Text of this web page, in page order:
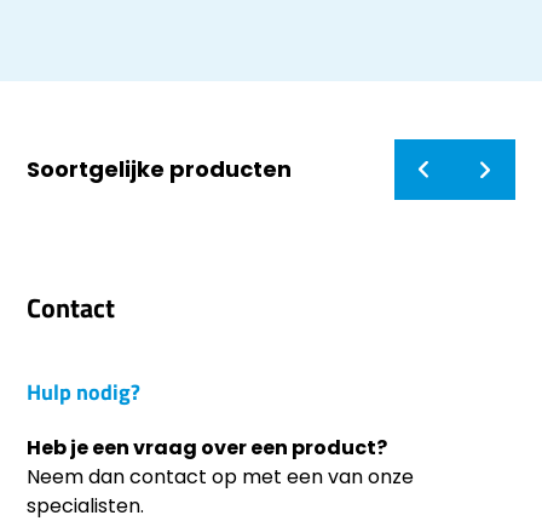
Soortgelijke producten
Contact
Hulp nodig?
Heb je een vraag over een product?
Neem dan contact op met een van onze
specialisten.